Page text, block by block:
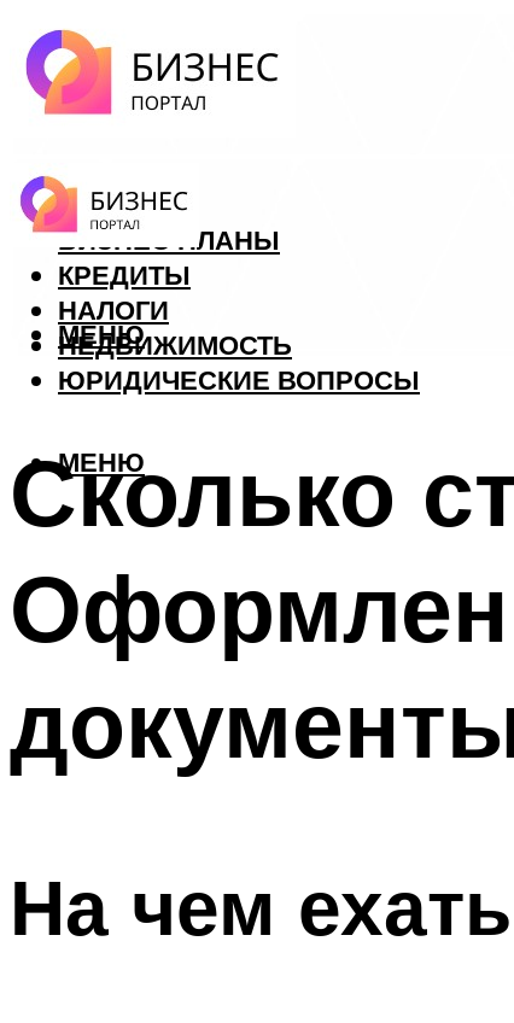
ФОРЕКС
БИЗНЕС ПЛАНЫ
КРЕДИТЫ
НАЛОГИ
НЕДВИЖИМОСТЬ
ЮРИДИЧЕСКИЕ ВОПРОСЫ
МЕНЮ
МЕНЮ
Сколько
На чем